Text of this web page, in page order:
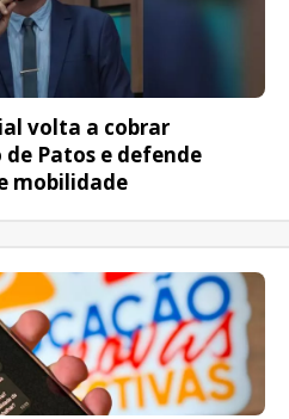
volta a cobrar
Patos e defende
mobilidade